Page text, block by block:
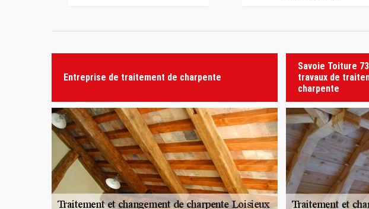
Entreprise de traitement de charpente
Savoie Toiture
travaux de
charpente